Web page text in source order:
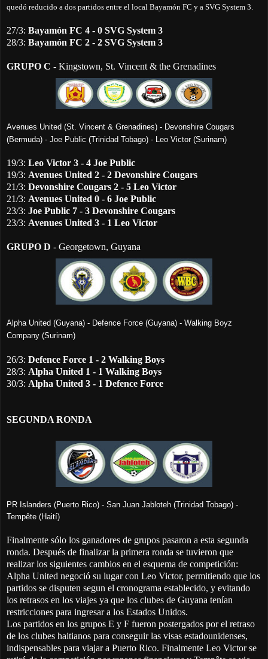
quedó reducido a dos partidos entre el local Bayamón FC y a SVG System 3.
27/3: Bayamón FC 4 - 0 SVG System 3
28/3: Bayamón FC 2 - 2 SVG System 3
GRUPO C - Kingstown, St. Vincent & the Grenadines
Avenues United (St. Vincent & Grenadines) - Devonshire Cougars
(Bermuda) - Joe Public (Trinidad Tobago) - Leo Victor (Surinam)
19/3: Leo Victor 3 - 4 Joe Public
19/3: Avenues United 2 - 2 Devonshire Cougars
21/3: Devonshire Cougars 2 - 5 Leo Victor
21/3: Avenues United 0 - 6 Joe Public
23/3: Joe Public 7 - 3 Devonshire Cougars
23/3: Avenues United 3 - 1 Leo Victor
GRUPO D - Georgetown, Guyana
Alpha United (Guyana) - Defence Force (Guyana) - Walking Boyz
Company (Surinam)
26/3: Defence Force 1 - 2 Walking Boys
28/3: Alpha United 1 - 1 Walking Boys
30/3: Alpha United 3 - 1 Defence Force
SEGUNDA RONDA
PR Islanders (Puerto Rico) - San Juan Jabloteh (Trinidad Tobago) -
Tempête (Haití)
Finalmente sólo los ganadores de grupos pasaron a esta segunda
ronda. Después de finalizar la primera ronda se tuvieron que
realizar los siguientes cambios en el esquema de competición:
Alpha United negoció su lugar con Leo Victor, permitiendo que los
partidos se disputen segun el cronograma establecido, y evitando
los retrasos en los viajes ya que los clubes de Guyana tenían
restricciones para ingresar a los Estados Unidos.
Los partidos en los grupos E y F fueron postergados por el retraso
de los clubes haitianos para conseguir las visas estadounidenses,
indispensables para viajar a Puerto Rico. Finalmente Leo Victor se